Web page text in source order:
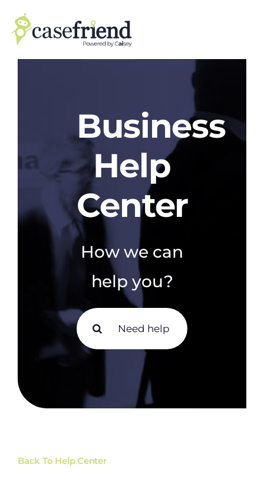
content
Business
Help
Center
How we can
help you?
Search
for:
Back To Help Center